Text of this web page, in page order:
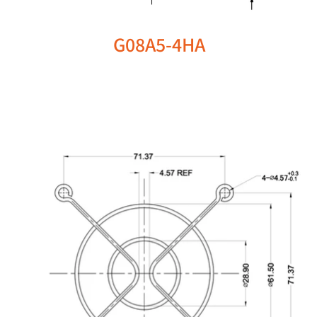
G08A5-4HA